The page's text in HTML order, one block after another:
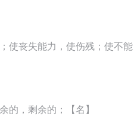
使丧失能力，使伤残；使不能
的，剩余的；【名】